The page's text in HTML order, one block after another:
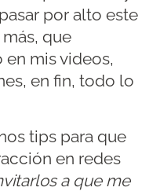
por alto este
que
mis videos,
en fin, todo lo
tips para que
en redes
a que me